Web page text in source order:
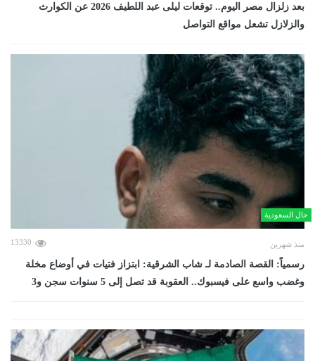
بعد زلزال مصر اليوم.. توقعات ليلى عبد اللطيف 2026 عن الكوارث
والزلازل تشعل مواقع التواصل
حال السعودية
منذ شهرين 13330
رسمياً: القصة الصادمة لـ شاب الشرقية: ابتزاز فتيات في أوضاع مخلة
وغضب واسع على فيسبوك.. العقوبة قد تصل إلى 5 سنوات سجن و3